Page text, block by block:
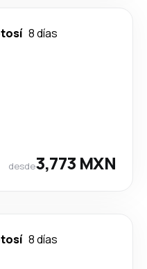
8 días
desde3,773 MXN
8 días